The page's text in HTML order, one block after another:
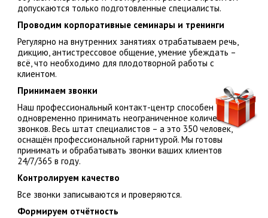
допускаются только подготовленные специалисты.
Проводим корпоративные семинары и тренинги
Регулярно на внутренних занятиях отрабатываем речь,
дикцию, антистрессовое общение, умение убеждать –
всё, что необходимо для плодотворной работы с
клиентом.
Принимаем звонки
Наш профессиональный контакт-центр способен
одновременно принимать неограниченное количество
звонков. Весь штат специалистов – а это 350 человек,
оснащён профессиональной гарнитурой. Мы готовы
принимать и обрабатывать звонки ваших клиентов
24/7/365 в году.
Контролируем качество
Все звонки записываются и проверяются.
Формируем отчётность